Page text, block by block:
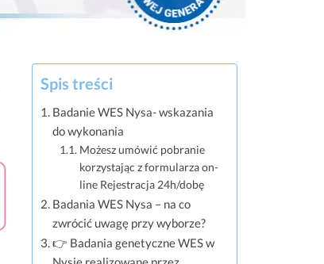
Spis treści
Badanie WES Nysa- wskazania
do wykonania
Możesz umówić pobranie
korzystając z formularza on-
line Rejestracja 24h/dobę
Badania WES Nysa – na co
zwrócić uwagę przy wyborze?
👉 Badania genetyczne WES w